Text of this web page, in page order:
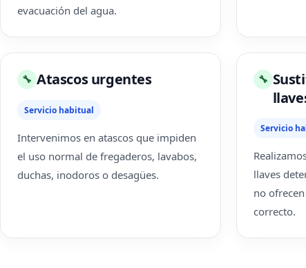
evacuación del agua.
🔧 Atascos urgentes
Servicio habitual
Intervenimos en atascos que impiden
el uso normal de fregaderos, lavabos,
duchas, inodoros o desagües.
🔧
Servicio
llaves
no
correcto.